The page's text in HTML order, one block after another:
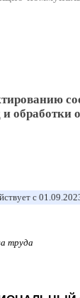
обработки
с
труда